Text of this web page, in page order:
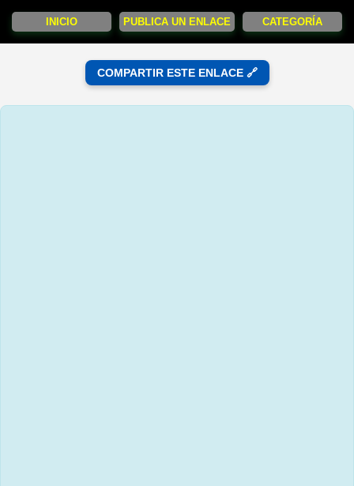
INICIO PUBLICA UN ENLACE CATEGORÍA
COMPARTIR ESTE ENLACE 🔗